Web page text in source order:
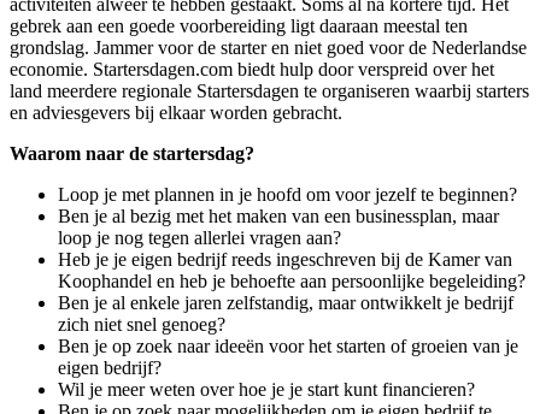
activiteiten alweer te hebben gestaakt. Soms al na kortere tijd. Het
gebrek aan een goede voorbereiding ligt daaraan meestal ten
grondslag. Jammer voor de starter en niet goed voor de Nederlandse
economie. Startersdagen.com biedt hulp door verspreid over het
land meerdere regionale Startersdagen te organiseren waarbij starters
en adviesgevers bij elkaar worden gebracht.
Waarom naar de startersdag?
Loop je met plannen in je hoofd om voor jezelf te beginnen?
Ben je al bezig met het maken van een businessplan, maar
loop je nog tegen allerlei vragen aan?
Heb je je eigen bedrijf reeds ingeschreven bij de Kamer van
Koophandel en heb je behoefte aan persoonlijke begeleiding?
Ben je al enkele jaren zelfstandig, maar ontwikkelt je bedrijf
zich niet snel genoeg?
Ben je op zoek naar ideeën voor het starten of groeien van je
eigen bedrijf?
Wil je meer weten over hoe je je start kunt financieren?